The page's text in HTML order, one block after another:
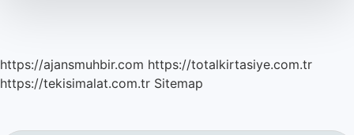
https://ajansmuhbir.com https://totalkirtasiye.com.tr
https://tekisimalat.com.tr Sitemap